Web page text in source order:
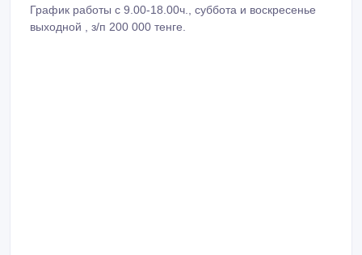
График работы с 9.00-18.00ч., суббота и воскресенье
выходной , з/п 200 000 тенге.